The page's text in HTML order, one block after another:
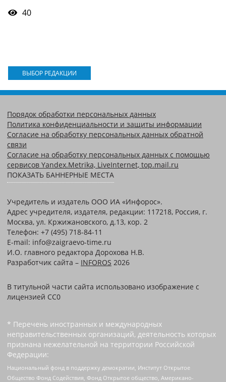
40
ВЫБОР РЕДАКЦИИ
Порядок обработки персональных данных
Политика конфиденциальности и защиты информации
Согласие на обработку персональных данных обратной
связи
Согласие на обработку персональных данных с помощью
сервисов Yandex.Metrika, LiveInternet, top.mail.ru
ПОКАЗАТЬ БАННЕРНЫЕ МЕСТА
Учредитель и издатель ООО ИА «Инфорос».
Адрес учредителя, издателя, редакции: 117218, Россия, г.
Москва, ул. Кржижановского, д.13, кор. 2
Телефон: +7 (495) 718-84-11
E-mail: info@zaigraevo-time.ru
И.О. главного редактора Дорохова Н.В.
Разработчик сайта – INFOROS 2026
В титульной части сайта использовано изображение с
лицензией CC0
* Перечень иностранных и международных
неправительственных организаций, деятельность которых
признана нежелательной на территории Российской
Федерации:
Национальный фонд в поддержку демократии, Институт Открытое
Общество Фонд Содействия, Фонд Открытое общество, Американо-